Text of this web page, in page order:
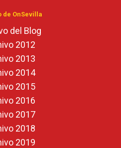
de OnSevilla
del Blog
2012
2013
2014
2015
2016
2017
2018
2019